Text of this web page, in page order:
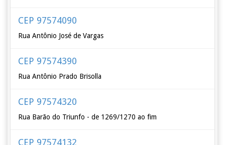
CEP 97574090
Rua Antônio José de Vargas
CEP 97574390
Rua Antônio Prado Brisolla
CEP 97574320
Rua Barão do Triunfo - de 1269/1270 ao fim
CEP 97574132